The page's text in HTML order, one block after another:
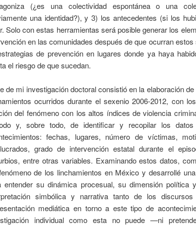
(¿es una colectividad espontánea o una
una identidad?), y 3) los antecedentes (si los
Solo con estas herramientas será posible generar los
en las comunidades después de que ocurran
de prevención en lugares donde ya haya
el riesgo de que sucedan.
de mi investigación doctoral consistió en la elaboración
ocurridos durante el sexenio 2006-2012, con
del fenómeno con los altos índices de violencia
y, sobre todo, de identificar y recopilar los datos
fechas, lugares, número de víctimas,
grado de intervención estatal durante el
entre otras variables. Examinando estos datos,
de los linchamientos en México y desarrollé
entender su dinámica procesual, su dimensión política
simbólica y narrativa tanto de los
mediática en torno a este tipo de
individual como esta no puede —ni